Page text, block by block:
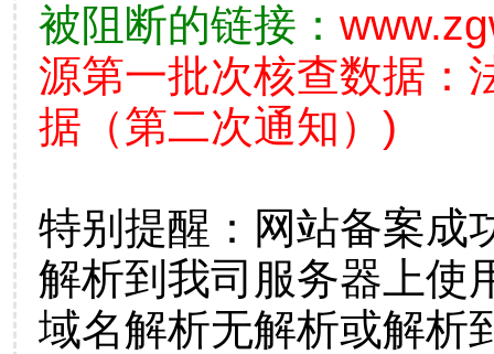
被阻断的链接：
源第一批次核查数据：
据（第二次通知）)
特别提醒：网站备案成
解析到我司服务器上使
域名解析无解析或解析